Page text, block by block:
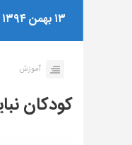
۱۳ بهمن ۱۳۹۴
آموزش
کودکان